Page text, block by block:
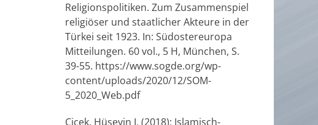
Religionspolitiken. Zum Zusammenspiel
religiöser und staatlicher Akteure in der
Türkei seit 1923. In: Südostereuropa
Mitteilungen. 60 vol., 5 H, München, S.
39-55. https://www.sogde.org/wp-
content/uploads/2020/12/SOM-
5_2020_Web.pdf
Çiçek, Hüseyin I. (2018): Islamisch-